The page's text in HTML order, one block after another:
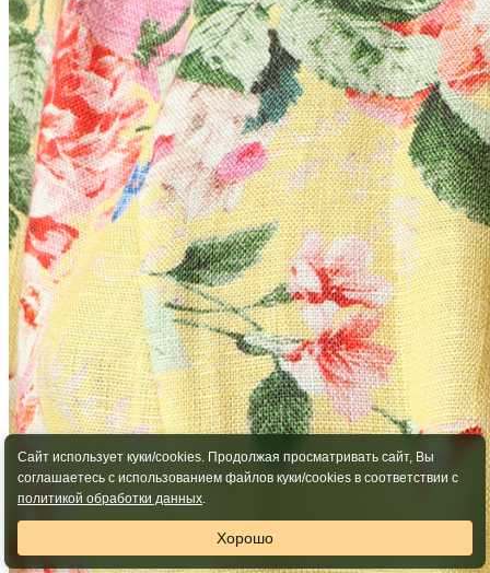
Сайт использует куки/cookies. Продолжая просматривать сайт, Вы
соглашаетесь с использованием файлов куки/cookies в соответствии с
политикой обработки данных.
Хорошо